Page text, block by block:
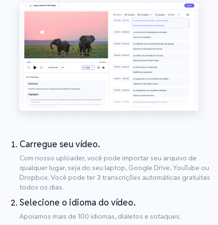
Carregue seu vídeo.
Com nosso uploader, você pode importar seu arquivo de
qualquer lugar, seja do seu laptop, Google Drive, YouTube ou
Dropbox. Você pode ter 3 transcrições automáticas gratuitas
todos os dias.
Selecione o idioma do vídeo.
Apoiamos mais de 100 idiomas, dialetos e sotaques.